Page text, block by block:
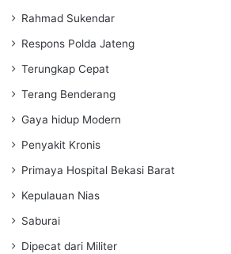
Rahmad Sukendar
Respons Polda Jateng
Terungkap Cepat
Terang Benderang
Gaya hidup Modern
Penyakit Kronis
Primaya Hospital Bekasi Barat
Kepulauan Nias
Saburai
Dipecat dari Militer